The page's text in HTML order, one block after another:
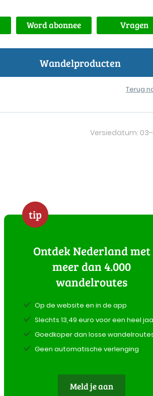
Word abonnee Vragen
Wandelproducten
Terug
Versiedatum: 03-
tip
Ontdek Nederland met
meer dan 4.000
wandelroutes
Op de website en in de app
Slechts 13,49 euro voor een heel
Goedkoper dan losse
Geen automatische verlenging
Meld je aan